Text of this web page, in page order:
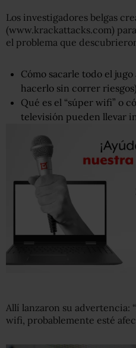
Los investigadores belgas
(www.krackattacks.com)
el problema que
Cómo sacarle todo el
hacerlo sin correr riesgos)
Qué es el “súper wifi” o
televisión pueden llevar
Allí lanzaron su advertencia:
wifi, probablemente esté